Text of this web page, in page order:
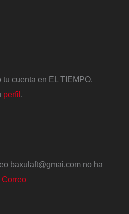
tu cuenta en EL TIEMPO.
perfil
baxulaft@gmai.com no ha
Correo